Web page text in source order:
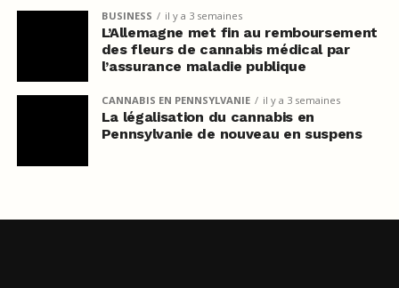
BUSINESS il y a 3 semaines
L’Allemagne met fin au remboursement
des fleurs de cannabis médical par
l’assurance maladie publique
CANNABIS EN PENNSYLVANIE il y a 3 semaines
La légalisation du cannabis en
Pennsylvanie de nouveau en suspens